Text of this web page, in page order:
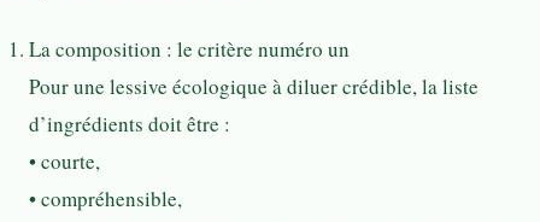
La composition : le critère numéro un
Pour une lessive écologique à diluer crédible, la liste
d’ingrédients doit être :
• courte,
• compréhensible,